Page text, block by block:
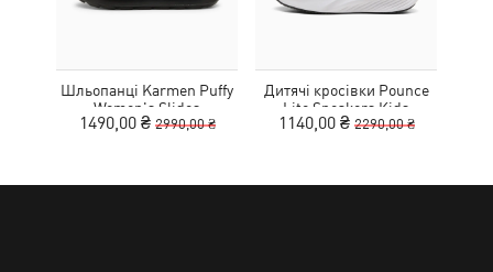
Шльопанці Karmen Puffy
Women's Slides
1490,00 ₴ 2990,00 ₴
Дитячі кросівки Pounce
Lite Sneakers Kids
1140,00 ₴ 2290,00 ₴